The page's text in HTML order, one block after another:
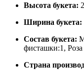
Высота букета:
Ширина букета:
Состав букета:
фисташки:1, Роза
Страна